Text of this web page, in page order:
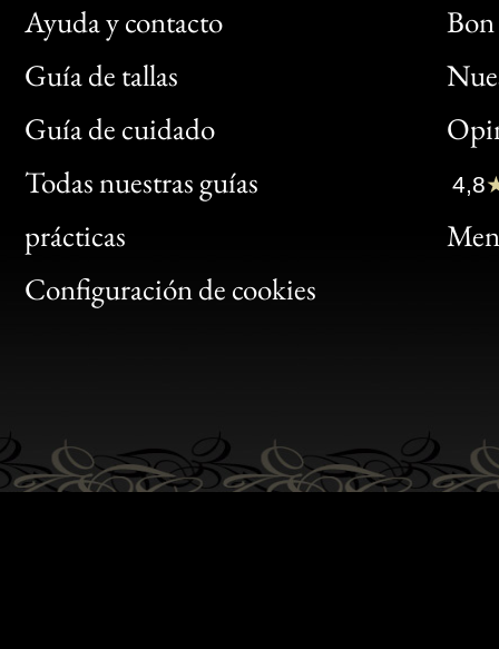
Ayuda y contacto
Guía de tallas
Guía de cuidado
Todas nuestras guías
prácticas
Configuración de cookies
Bon
Clic
Bon
4,8